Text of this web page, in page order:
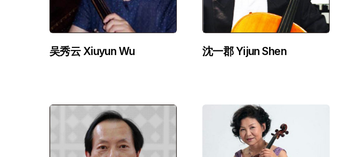
吴秀云 Xiuyun Wu 沈一郡 Yijun Shen